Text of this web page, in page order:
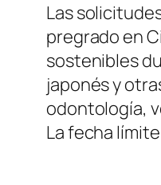
Las
pregrado en
sostenibles
japonés y
odontología,
La fecha